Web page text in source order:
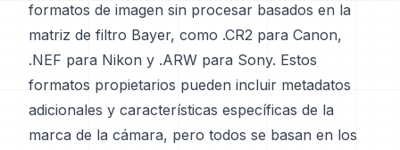
formatos de imagen sin procesar basados en la
matriz de filtro Bayer, como .CR2 para Canon,
.NEF para Nikon y .ARW para Sony. Estos
formatos propietarios pueden incluir metadatos
adicionales y características específicas de la
marca de la cámara, pero todos se basan en los